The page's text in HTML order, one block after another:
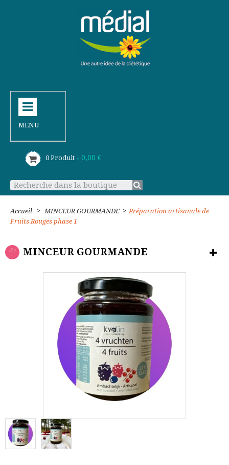
MENU
0Produit - 0,00 €
Accueil > MINCEUR GOURMANDE > Préparation artisanale de
Fruits Rouges phase 1
MINCEUR GOURMANDE